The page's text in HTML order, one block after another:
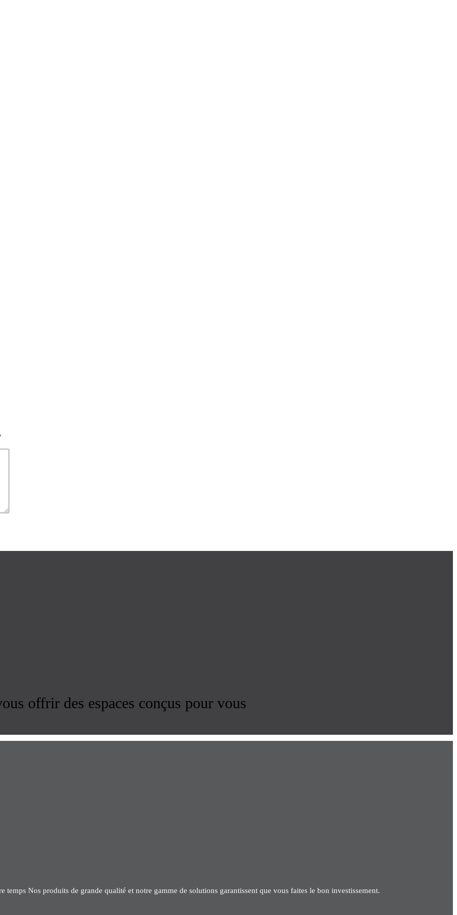
offrir des espaces conçus pour vous
Nos produits de grande qualité et notre gamme de solutions garantissent que vous faites le bon investissement.